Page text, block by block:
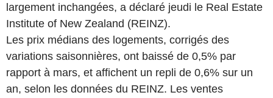
largement inchangées, a déclaré jeudi le Real Estate
Institute of New Zealand (REINZ).
Les prix médians des logements, corrigés des
variations saisonnières, ont baissé de 0,5% par
rapport à mars, et affichent un repli de 0,6% sur un
an, selon les données du REINZ. Les ventes